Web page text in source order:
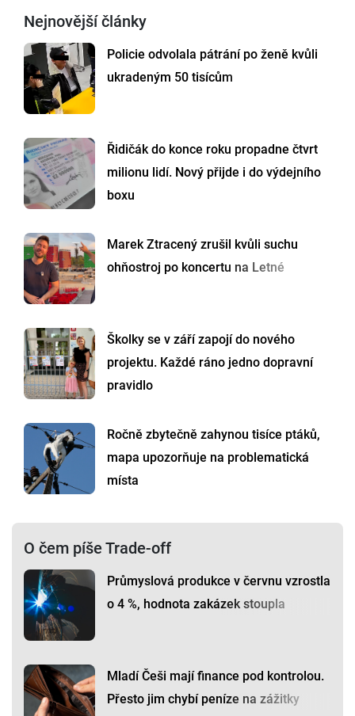
Nejnovější články
Policie odvolala pátrání po ženě kvůli
ukradeným 50 tisícům
Řidičák do konce roku propadne čtvrt
milionu lidí. Nový přijde i do výdejního
boxu
Marek Ztracený zrušil kvůli suchu
ohňostroj po koncertu na Letné
Školky se v září zapojí do nového
projektu. Každé ráno jedno dopravní
pravidlo
Ročně zbytečně zahynou tisíce ptáků,
mapa upozorňuje na problematická
místa
O čem píše Trade-off
Průmyslová produkce v červnu vzrostla
o 4 %, hodnota zakázek stoupla
Mladí Češi mají finance pod kontrolou.
Přesto jim chybí peníze na zážitky